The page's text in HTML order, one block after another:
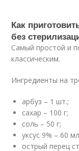
Как
без
Самый простой и
классическим.
Ингредиенты на
арбуз – 1 шт.;
сахар – 100 г;
соль – 50 г;
уксус 9% – 60
острый перец